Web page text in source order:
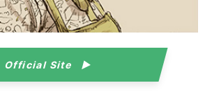
Official Site